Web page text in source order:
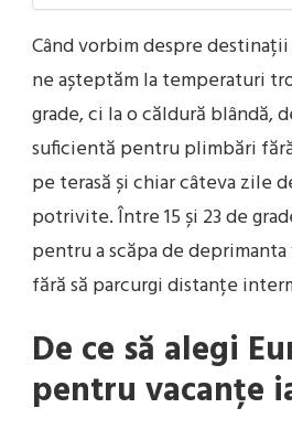
Când vorbim despre
ne așteptăm la temperaturi
grade, ci la o căldură blândă,
suficientă pentru plimbări
pe terasă și chiar câteva zile
potrivite. Între 15 și 23 de
pentru a scăpa de deprimanta
fără să parcurgi distanțe
De ce să alegi
pentru vacanțe